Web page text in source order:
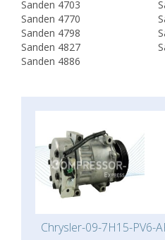
Sanden 4703
Sanden 4770
Sanden 4798
Sanden 4827
Sanden 4886
Chrysler-09-7H15-PV6-